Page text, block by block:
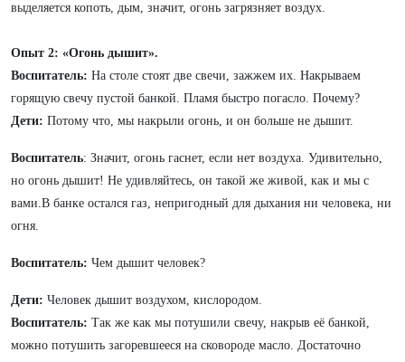
выделяется копоть, дым, значит, огонь загрязняет воздух.
Опыт 2: «Огонь дышит».
Воспитатель: На столе стоят две свечи, зажжем их. Накрываем
горящую свечу пустой банкой. Пламя быстро погасло. Почему?
Дети: Потому что, мы накрыли огонь, и он больше не дышит.
Воспитатель: Значит, огонь гаснет, если нет воздуха. Удивительно,
но огонь дышит! Не удивляйтесь, он такой же живой, как и мы с
вами.В банке остался газ, непригодный для дыхания ни человека, ни
огня.
Воспитатель: Чем дышит человек?
Дети: Человек дышит воздухом, кислородом.
Воспитатель: Так же как мы потушили свечу, накрыв её банкой,
можно потушить загоревшееся на сковороде масло. Достаточно